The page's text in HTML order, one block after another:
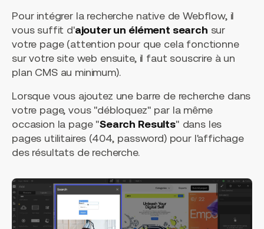
Pour intégrer la recherche native de Webflow, il
vous suffit d'ajouter un élément search sur
votre page (attention pour que cela fonctionne
sur votre site web ensuite, il faut souscrire à un
plan CMS au minimum).
Lorsque vous ajoutez une barre de recherche dans
votre page, vous "débloquez" par la même
occasion la page "Search Results" dans les
pages utilitaires (404, password) pour l'affichage
des résultats de recherche.